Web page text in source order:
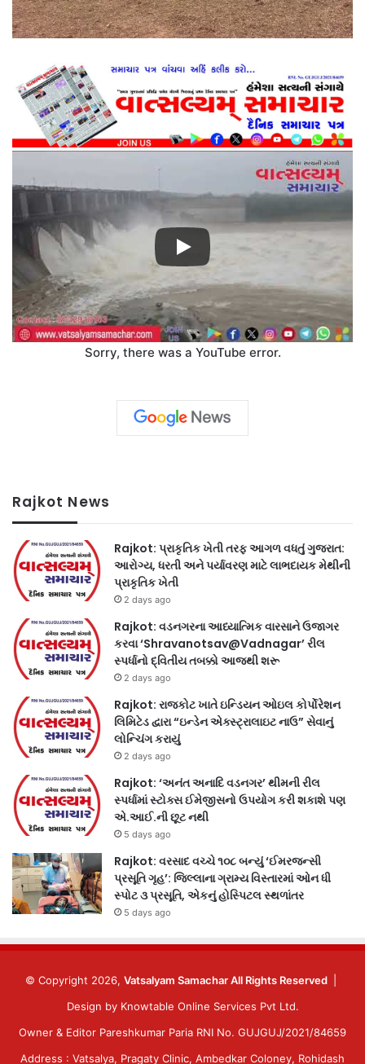
Sorry, there was a YouTube error.
Rajkot News
Rajkot: પ્રાકૃતિક ખેતી તરફ આગળ વધતું ગુજરાત:
આરોગ્ય, ધરતી અને પર્યાવરણ માટે લાભદાયક મેથીની
પ્રાકૃતિક ખેતી
2 days ago
Rajkot: વડનગરના આધ્યાત્મિક વારસાને ઉજાગર
કરવા ‘Shravanotsav@Vadnagar’ રીલ
સ્પર્ધાનો દ્વિતીય તબક્કો આજથી શરૂ
2 days ago
Rajkot: રાજકોટ ખાતે ઇન્ડિયન ઓઇલ કોર્પોરેશન
લિમિટેડ દ્વારા “ઇન્ડેન એક્સ્ટ્રાલાઇટ નાઉ” સેવાનું
લોન્ચિંગ કરાયું
2 days ago
Rajkot: ‘અનંત અનાદિ વડનગર’ થીમની રીલ
સ્પર્ધામાં સ્ટોક્સ ઈમેજીસનો ઉપયોગ કરી શકાશે પણ
એ.આઈ.ની છૂટ નથી
5 days ago
Rajkot: વરસાદ વચ્ચે ૧૦૮ બન્યું ‘ઈમરજન્સી
પ્રસૂતિ ગૃહ’: જિલ્લાના ગ્રામ્ય વિસ્તારમાં ઓન ધી
સ્પોટ ૩ પ્રસૂતિ, એકનું હોસ્પિટલ સ્થળાંતર
5 days ago
© Copyright 2026, Vatsalyam Samachar All Rights Reserved
Design by Knowtable Online Services Pvt Ltd.
Owner & Editor Pareshkumar Paria RNI No. GUJGUJ/2021/84659
Address : Vatsalya, Pragaty Clinic, Ambedkar Coloney, Rohidash